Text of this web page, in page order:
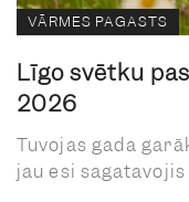
VĀRMES PAGASTS
Līgo svētku
2026
Tuvojas gada
jau esi sagatavojis